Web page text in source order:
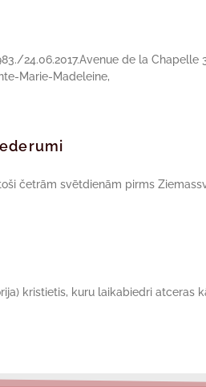
24.06.2017.Avenue de la
Marie-Madeleine,
četrām svētdienām pirms
kristietis, kuru laikabiedri atceras